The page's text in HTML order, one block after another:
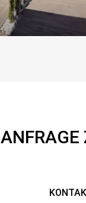
ANFRAGE